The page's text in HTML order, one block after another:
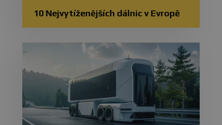
10 Nejvytíženějších dálnic v Evropě